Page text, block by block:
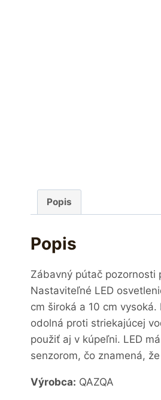
Popis
Popis
Zábavný pútač pozornosti
Nastaviteľné LED
cm široká a 10 cm
odolná proti striekajúcej
použiť aj v kúpeľni. LED
senzorom, čo znamená,
Výrobca: QAZQA